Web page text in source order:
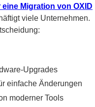
Migration von OXID
viele Unternehmen.
Upgrades
einfache Änderungen
moderner Tools